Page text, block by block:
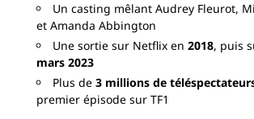
Un casting mêlant Audrey Fleurot,
et Amanda Abbington
Une sortie sur Netflix en 2018, puis
mars 2023
Plus de 3 millions de
premier épisode sur TF1